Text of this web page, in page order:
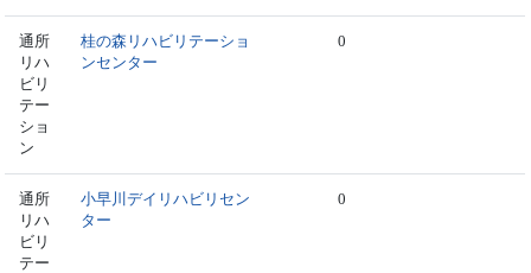
通所
リハ
ビリ
テー
ショ
ン
桂の森リハビリテーショ
ンセンター
0
通所
リハ
ビリ
テー
小早川デイリハビリセン
ター
0